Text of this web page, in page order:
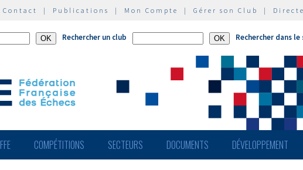
Contact | Publications | Mon Compte | Gérer son Club |
Rechercher un club Rechercher dans
FFE COMPÉTITIONS SECTEURS DOCUMENTS DÉVELOPPEMENT